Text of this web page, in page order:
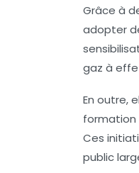
Grâce à
adopter
gaz à
En outre,
formation
Ces
public